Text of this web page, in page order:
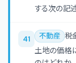
する次の記
41 不動産 税
土地の価格